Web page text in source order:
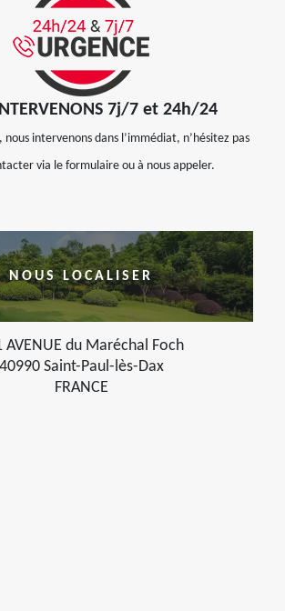
7j/7 et 24h/24
nous intervenons dans l’immédiat, n’hésitez pas
via le formulaire ou à nous appeler.
NOUS LOCALISER
AVENUE du Maréchal Foch
40990 Saint-Paul-lès-Dax
FRANCE